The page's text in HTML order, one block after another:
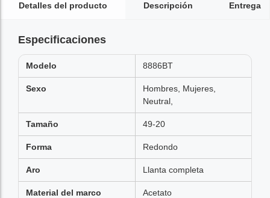
Detalles del producto Descripción Entrega
Especificaciones
Modelo 8886BT
Sexo
Hombres, Mujeres,
Neutral,
Tamaño 49-20
Forma Redondo
Aro Llanta completa
Material del marco Acetato